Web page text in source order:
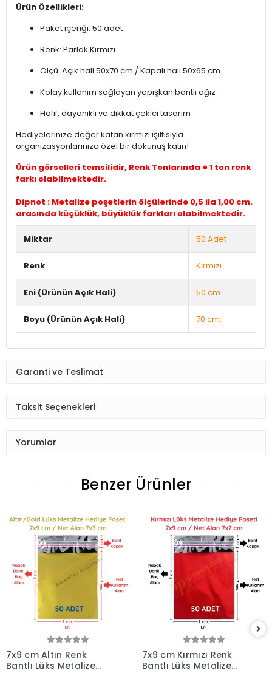
Ürün Özellikleri:
Paket içeriği: 50 adet
Renk: Parlak Kırmızı
Ölçü: Açık hali 50x70 cm / Kapalı hali 50x65 cm
Kolay kullanım sağlayan yapışkan bantlı ağız
Hafif, dayanıklı ve dikkat çekici tasarım
Hediyelerinize değer katan kırmızı ışıltısıyla
organizasyonlarınıza özel bir dokunuş katın!
Ürün görselleri temsilidir, Renk Tonlarında ± 1 ton renk
farkı olabilmektedir.
Dipnot : Metalize poşetlerin ölçülerinde 0,5 ila 1,00 cm.
arasında küçüklük, büyüklük farkları olabilmektedir.
Miktar 50 Adet
Renk Kırmızı
Eni (Ürünün Açık Hali) 50 cm.
Boyu (Ürünün Açık Hali) 70 cm.
Garanti ve Teslimat
Taksit Seçenekleri
Yorumlar
Benzer Ürünler
7x9 cm Altın Renk
Bantlı Lüks Metalize
7x9 cm Kırmızı Renk
Bantlı Lüks Metalize